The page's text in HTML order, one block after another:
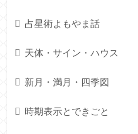
占星術よもやま話
天体・サイン・ハウス
新月・満月・四季図
時期表示とできごと